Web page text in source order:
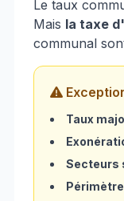
Le taux
Mais la taxe
communal
Taux
Secteurs